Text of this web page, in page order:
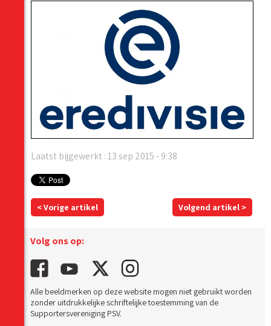
Laatst bijgewerkt : 13 sep 2015 - 9:38
< Vorige artikel Volgend artikel >
Volg ons op:
Alle beeldmerken op deze website mogen niet gebruikt worden
zonder uitdrukkelijke schriftelijke toestemming van de
Supportersvereniging PSV.